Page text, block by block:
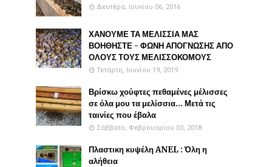
Δευτέρα, Ιουνίου 06, 2016
ΧΑΝΟΥΜΕ ΤΑ ΜΕΛΙΣΣΙΑ ΜΑΣ
ΒΟΗΘΗΣΤΕ - ΦΩΝΗ ΑΠΟΓΝΩΣΗΣ ΑΠΟ
ΟΛΟΥΣ ΤΟΥΣ ΜΕΛΙΣΣΟΚΟΜΟΥΣ
Τετάρτη, Ιουνίου 19, 2019
Βρίσκω χούφτες πεθαμένες μέλισσες
σε όλα μου τα μελίσσια... Μετά τις
ταινίες που έβαλα
Σάββατο, Φεβρουαρίου 03, 2018
Πλαστικη κυψέλη ANEL : Όλη η
αλήθεια